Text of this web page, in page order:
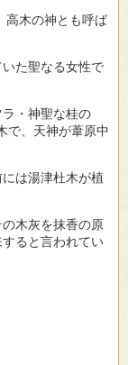
高木の神とも呼ば
た聖なる女性で
・神聖な桂の
で、天神が葦原中
は湯津杜木が植
木灰を抹香の原
ると言われてい